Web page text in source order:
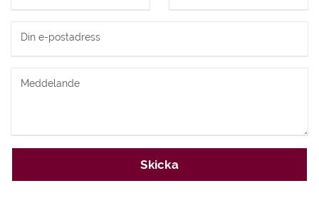
Din e-postadress
Meddelande
Skicka